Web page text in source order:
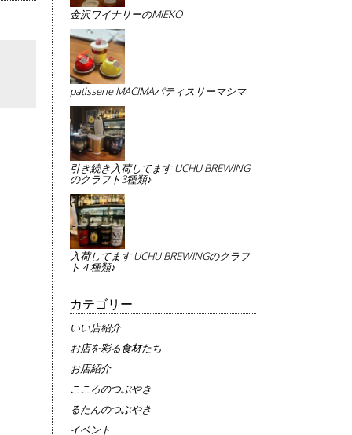
金沢ワイナリーのMIEKO
patisserie MACIMAパティスリーマシマ
引き続き入荷してます UCHU BREWING
のクラフト3種類♪
入荷してます UCHU BREWINGのクラフ
ト４種類♪
カテゴリー
いい店紹介
お店を彩る食材たち
お店紹介
こころのつぶやき
るたんのつぶやき
イベント